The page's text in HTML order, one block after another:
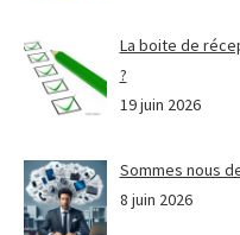
La boite de
?
19 juin 2026
Sommes nous
8 juin 2026